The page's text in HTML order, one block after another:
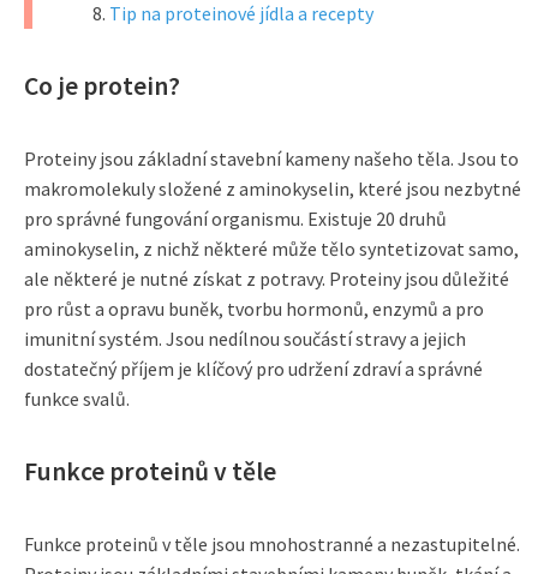
Tip na proteinové jídla a recepty
Co je protein?
Proteiny jsou základní stavební kameny našeho těla. Jsou to
makromolekuly složené z aminokyselin, které jsou nezbytné
pro správné fungování organismu. Existuje 20 druhů
aminokyselin, z nichž některé může tělo syntetizovat samo,
ale některé je nutné získat z potravy. Proteiny jsou důležité
pro růst a opravu buněk, tvorbu hormonů, enzymů a pro
imunitní systém. Jsou nedílnou součástí stravy a jejich
dostatečný příjem je klíčový pro udržení zdraví a správné
funkce svalů.
Funkce proteinů v těle
Funkce proteinů v těle jsou mnohostranné a nezastupitelné.